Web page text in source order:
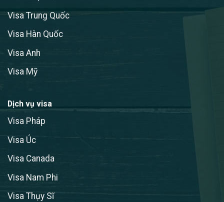
Visa Trung Quốc
Visa Hàn Quốc
Visa Anh
Visa Mỹ
Dịch vụ visa
Visa Pháp
Visa Úc
Visa Canada
Visa Nam Phi
Visa Thụy Sĩ